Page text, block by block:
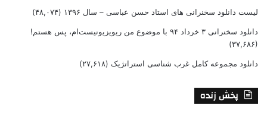
لیست دانلود سخنرانی های استاد حسن عباسی – سال ۱۳۹۶ (۴۸,۰۷۴)
دانلود سخنرانی ۳ خرداد ۹۴ با موضوع من ریویزیونیست‌ام، پس هستم!
(۳۷,۶۸۶)
دانلود مجموعه کامل غرب شناسی استراتژیک (۲۷,۶۱۸)
پخش زنده